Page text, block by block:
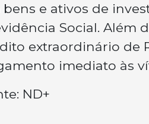
bens e ativos de
Social. Além
extraordinário de
imediato às
ND+